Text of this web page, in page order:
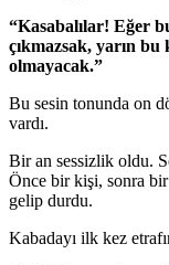
“Kasabalılar! Eğer
çıkmazsak, yarın bu
olmayacak.”
Bu sesin tonunda on
vardı.
Bir an sessizlik oldu.
Önce bir kişi, sonra
gelip durdu.
Kabadayı ilk kez